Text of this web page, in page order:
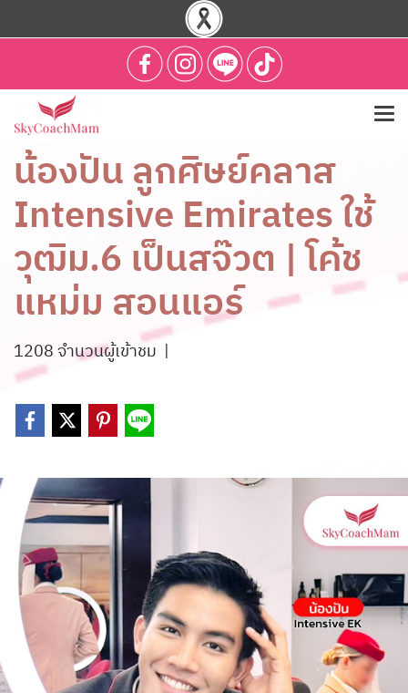
น้องปัน ลูกศิษย์คลาส
Intensive Emirates ใช้
วุฒิม.6 เป็นสจ๊วต | โค้ช
แหม่ม สอนแอร์
1208 จำนวนผู้เข้าชม |